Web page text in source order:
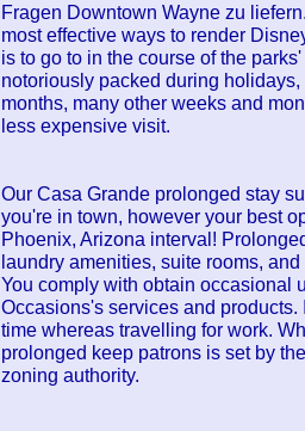
Fragen Downtown Wayne zu
most effective ways to render
is to go to in the course of the
notoriously packed during
months, many other weeks and
less expensive visit.
Our Casa Grande prolonged stay
you're in town, however your best
Phoenix, Arizona interval!
laundry amenities, suite rooms,
You comply with obtain occasional
Occasions's services and
time whereas travelling for work.
prolonged keep patrons is set by
zoning authority.